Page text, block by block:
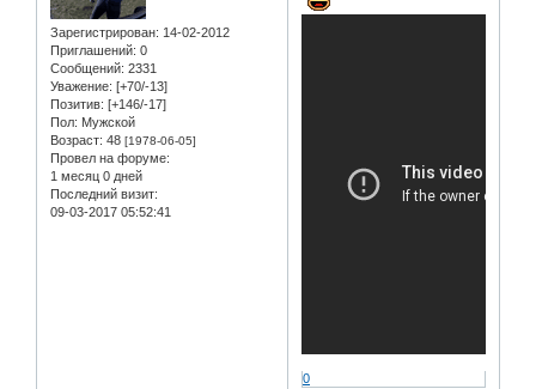
Зарегистрирован: 14-02-2012
Приглашений: 0
Сообщений: 2331
Уважение: [+70/-13]
Позитив: [+146/-17]
Пол: Мужской
Возраст: 48 [1978-06-05]
Провел на форуме:
1 месяц 0 дней
Последний визит:
09-03-2017 05:52:41
0